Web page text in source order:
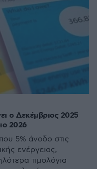
ο Δεκέμβριος 2025
2026
5% άνοδο στις
ενέργειας,
τιμολόγια